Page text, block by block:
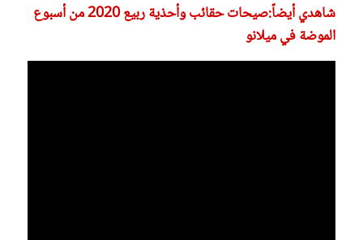
شاهدي أيضاً:صيحات حقائب وأحذية ربيع 2020 من أسبوع
الموضة في ميلانو